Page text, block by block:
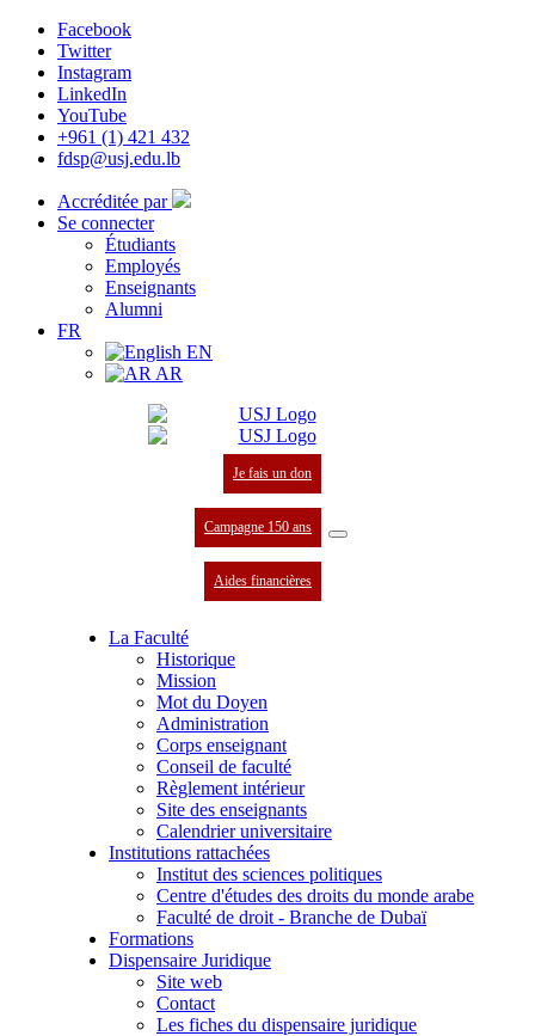
Facebook
Twitter
Instagram
LinkedIn
YouTube
+961 (1) 421 432
fdsp@usj.edu.lb
Accréditée par
Se connecter
Étudiants
Employés
Enseignants
Alumni
FR
EN
AR
Je fais un don
Campagne 150 ans
Aides financières
La Faculté
Historique
Mission
Mot du Doyen
Administration
Corps enseignant
Conseil de faculté
Règlement intérieur
Site des enseignants
Calendrier universitaire
Institutions rattachées
Institut des sciences politiques
Centre d'études des droits du monde arabe
Faculté de droit - Branche de Dubaï
Formations
Dispensaire Juridique
Site web
Contact
Les fiches du dispensaire juridique